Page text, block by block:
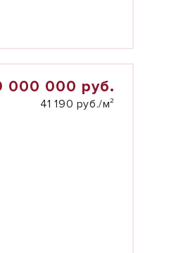
000 000 руб.
41 190 руб./м²